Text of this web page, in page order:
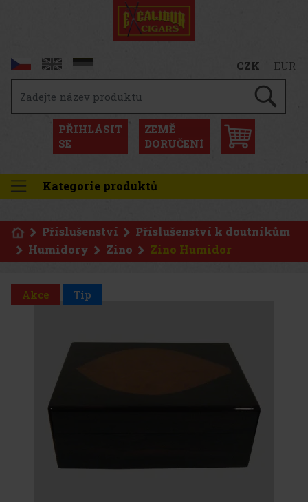
CZK EUR
PŘIHLÁSIT
SE
ZEMĚ
DORUČENÍ
Kategorie produktů
Příslušenství
Příslušenství k doutníkům
Humidory
Zino Zino Humidor
Akce Tip